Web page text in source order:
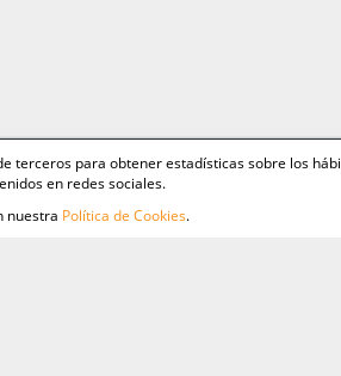
terceros para obtener estadísticas sobre los
en redes sociales.
nuestra Política de Cookies.